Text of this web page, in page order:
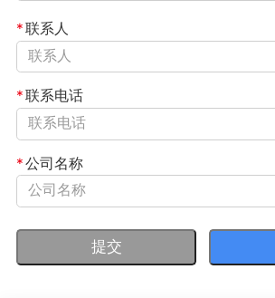
*联系人
*联系电话
*公司名称